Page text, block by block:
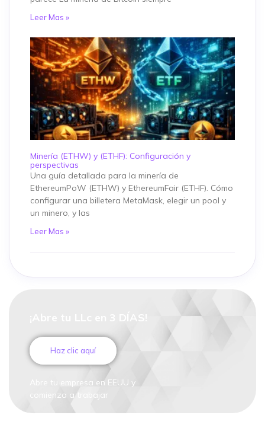
Leer Mas »
Minería (ETHW) y (ETHF): Configuración y
perspectivas
Una guía detallada para la minería de
EthereumPoW (ETHW) y EthereumFair (ETHF). Cómo
configurar una billetera MetaMask, elegir un pool y
un minero, y las
Leer Mas »
¡Abre tu LLc en 3 DÍAS!
Haz clic aquí
Abre tu empresa en EEUU y
comienza a trabajar